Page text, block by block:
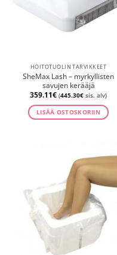
HOITOTUOLIN TARVIKKEET
SheMax Lash – myrkyllisten
savujen kerääjä
359.11€ (445.30€ sis. alv)
LISÄÄ OSTOSKORIIN